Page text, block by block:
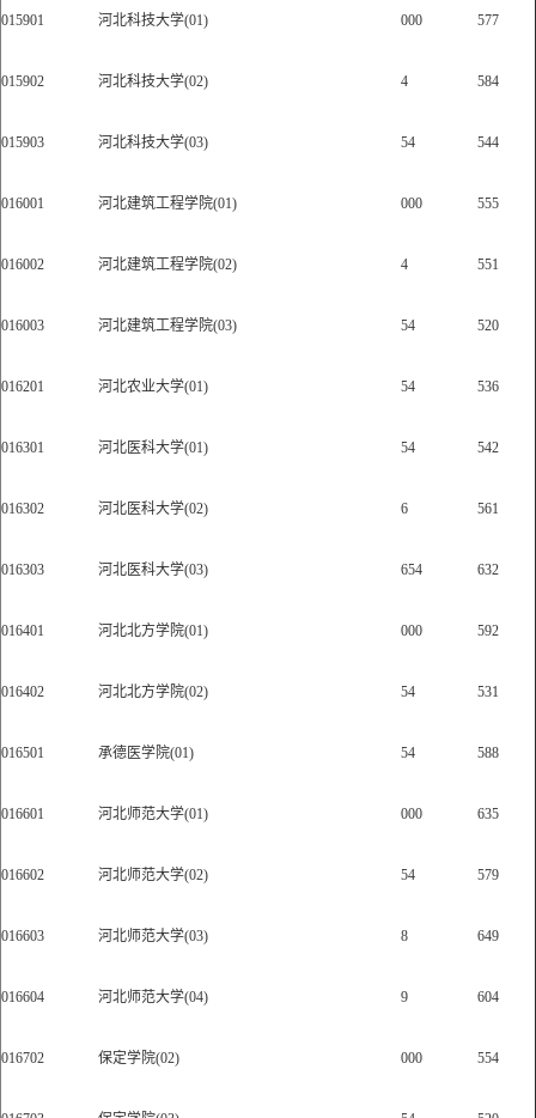
015901 河北科技大学(01) 000 577
015902 河北科技大学(02) 4 584
015903 河北科技大学(03) 54 544
016001 河北建筑工程学院(01) 000 555
016002 河北建筑工程学院(02) 4 551
016003 河北建筑工程学院(03) 54 520
016201 河北农业大学(01) 54 536
016301 河北医科大学(01) 54 542
016302 河北医科大学(02) 6 561
016303 河北医科大学(03) 654 632
016401 河北北方学院(01) 000 592
016402 河北北方学院(02) 54 531
016501 承德医学院(01) 54 588
016601 河北师范大学(01) 000 635
016602 河北师范大学(02) 54 579
016603 河北师范大学(03) 8 649
016604 河北师范大学(04) 9 604
016702 保定学院(02) 000 554